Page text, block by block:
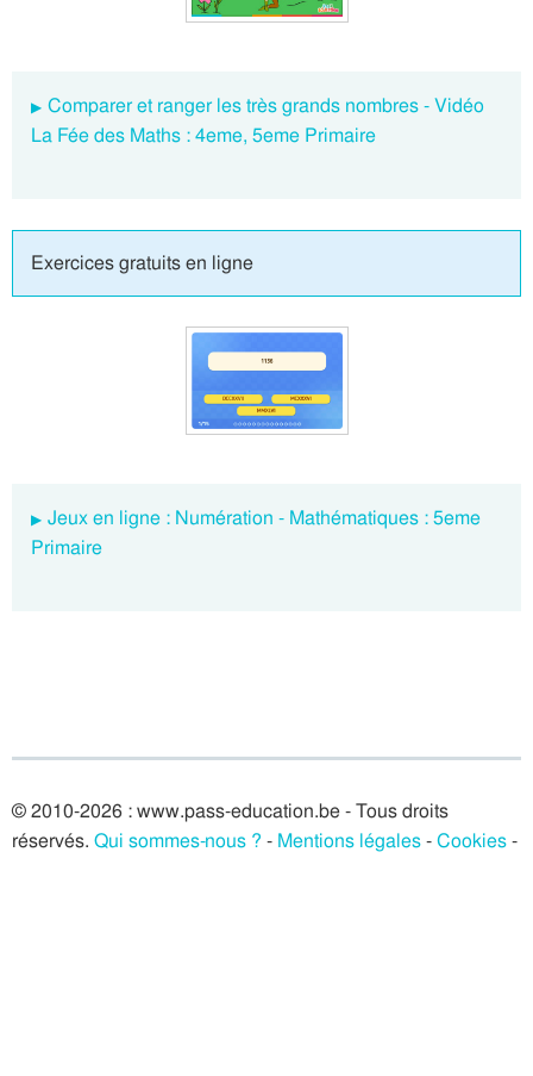
Comparer et ranger les très grands nombres - Vidéo
La Fée des Maths : 4eme, 5eme Primaire
Exercices gratuits en ligne
Jeux en ligne : Numération - Mathématiques : 5eme
Primaire
© 2010-2026 : www.pass-education.be - Tous droits
réservés. Qui sommes-nous ? - Mentions légales-Cookies-